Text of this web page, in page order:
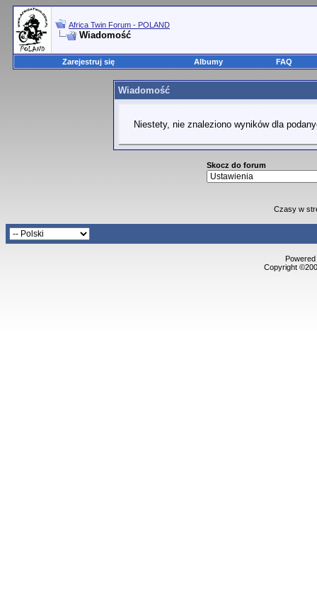
Africa Twin Forum - POLAND
Wiadomość
Zarejestruj się Albumy FAQ
Wiadomość
Niestety, nie znaleziono wyników dla
Skocz do forum
Czasy w
Copyright